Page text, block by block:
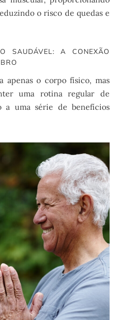
o risco de quedas e
SAUDÁVEL: A CONEXÃO
apenas o corpo físico, mas
uma rotina regular de
a uma série de benefícios